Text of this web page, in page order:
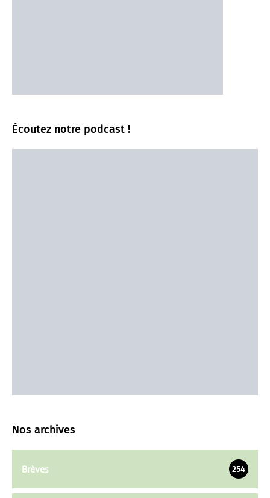
Écoutez notre podcast !
Nos archives
Brèves 254